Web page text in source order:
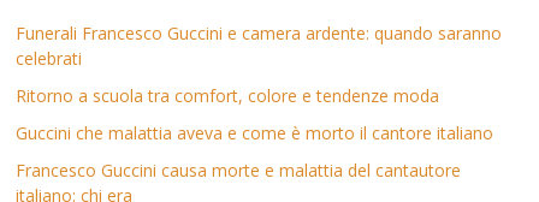
Funerali Francesco Guccini e camera ardente: quando saranno
celebrati
Ritorno a scuola tra comfort, colore e tendenze moda
Guccini che malattia aveva e come è morto il cantore italiano
Francesco Guccini causa morte e malattia del cantautore
italiano: chi era